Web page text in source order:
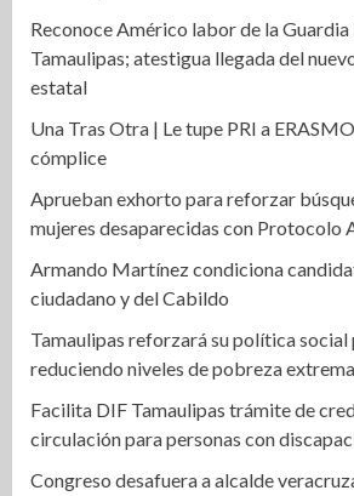
Reconoce Américo labor de la
Tamaulipas; atestigua llegada del
estatal
Una Tras Otra | Le tupe PRI a
cómplice
Aprueban exhorto para reforzar
mujeres desaparecidas con Protocolo
Armando Martínez condiciona
ciudadano y del Cabildo
Tamaulipas reforzará su política social
reduciendo niveles de pobreza
Facilita DIF Tamaulipas trámite de
circulación para personas con
Congreso desafuera a alcalde